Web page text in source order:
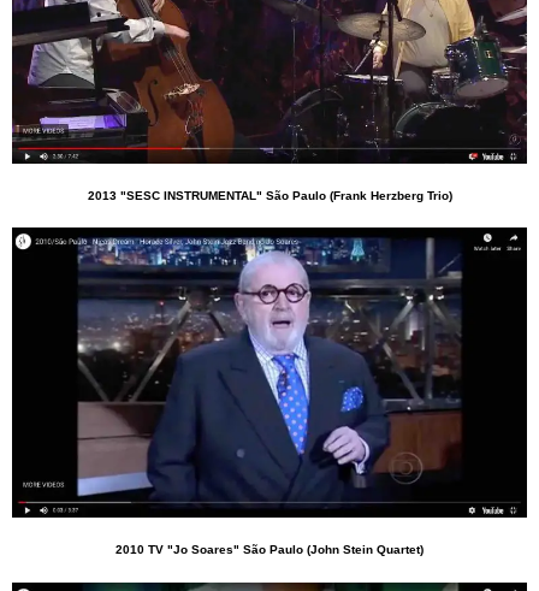
2013 "SESC INSTRUMENTAL" São Paulo (Frank Herzberg Trio)
2010 TV "Jo Soares" São Paulo (John Stein Quartet)